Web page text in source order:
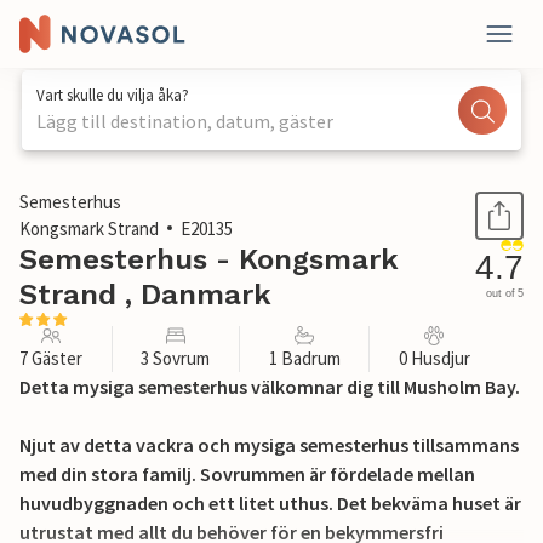
Vart skulle du vilja åka?
Lägg till destination, datum, gäster
1 / 35
Semesterhus
Kongsmark Strand
E20135
Semesterhus - Kongsmark
Strand , Danmark
4.7
out of 5
7 Gäster 3 Sovrum 1 Badrum 0 Husdjur
Detta mysiga semesterhus välkomnar dig till Musholm Bay.
Njut av detta vackra och mysiga semesterhus tillsammans
med din stora familj. Sovrummen är fördelade mellan
huvudbyggnaden och ett litet uthus. Det bekväma huset är
utrustat med allt du behöver för en bekymmersfri